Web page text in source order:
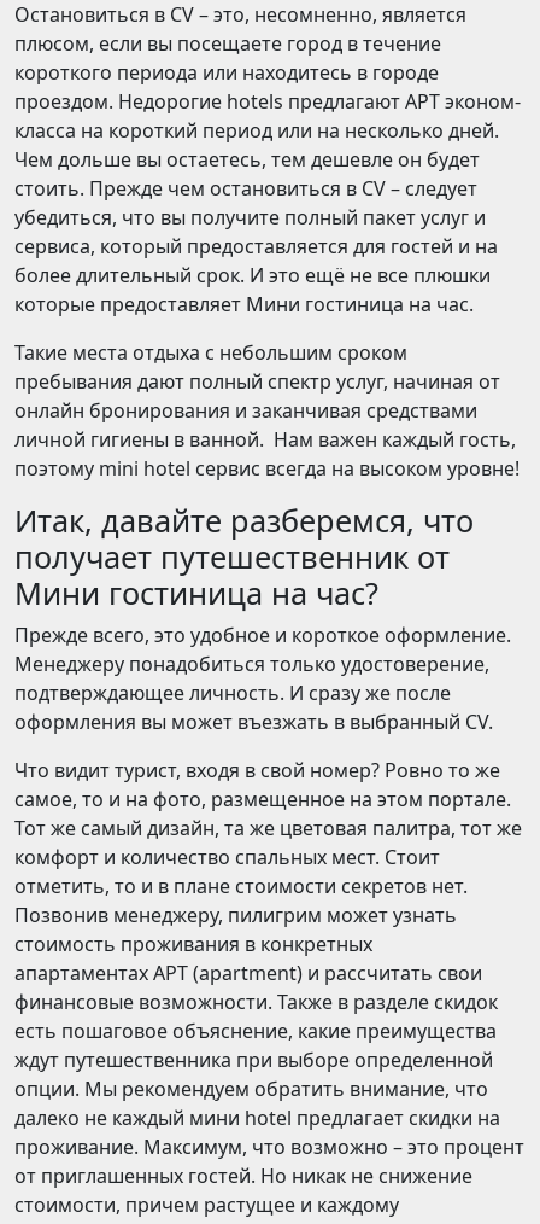
Остановиться в CV – это, несомненно, является
плюсом, если вы посещаете город в течение
короткого периода или находитесь в городе
проездом. Недорогие hotels предлагают APT эконом-
класса на короткий период или на несколько дней.
Чем дольше вы остаетесь, тем дешевле он будет
стоить. Прежде чем остановиться в CV – следует
убедиться, что вы получите полный пакет услуг и
сервиса, который предоставляется для гостей и на
более длительный срок. И это ещё не все плюшки
которые предоставляет Мини гостиница на час.
Такие места отдыха с небольшим сроком
пребывания дают полный спектр услуг, начиная от
онлайн бронирования и заканчивая средствами
личной гигиены в ванной. Нам важен каждый гость,
поэтому mini hotel сервис всегда на высоком уровне!
Итак, давайте разберемся, что
получает путешественник от
Мини гостиница на час?
Прежде всего, это удобное и короткое оформление.
Менеджеру понадобиться только удостоверение,
подтверждающее личность. И сразу же после
оформления вы может въезжать в выбранный CV.
Что видит турист, входя в свой номер? Ровно то же
самое, то и на фото, размещенное на этом портале.
Тот же самый дизайн, та же цветовая палитра, тот же
комфорт и количество спальных мест. Стоит
отметить, то и в плане стоимости секретов нет.
Позвонив менеджеру, пилигрим может узнать
стоимость проживания в конкретных
апартаментах APT (apartment) и рассчитать свои
финансовые возможности. Также в разделе скидок
есть пошаговое объяснение, какие преимущества
ждут путешественника при выборе определенной
опции. Мы рекомендуем обратить внимание, что
далеко не каждый мини hotel предлагает скидки на
проживание. Максимум, что возможно – это процент
от приглашенных гостей. Но никак не снижение
стоимости, причем растущее и каждому